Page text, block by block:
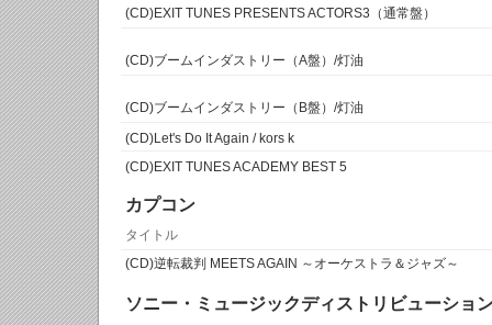
(CD)EXIT TUNES PRESENTS ACTORS3（通常盤）
(CD)ブームインダストリー（A盤）/灯油
(CD)ブームインダストリー（B盤）/灯油
(CD)Let's Do It Again / kors k
(CD)EXIT TUNES ACADEMY BEST 5
カプコン
タイトル
(CD)逆転裁判 MEETS AGAIN ～オーケストラ＆ジャズ～
ソニー・ミュージックディストリビューショ